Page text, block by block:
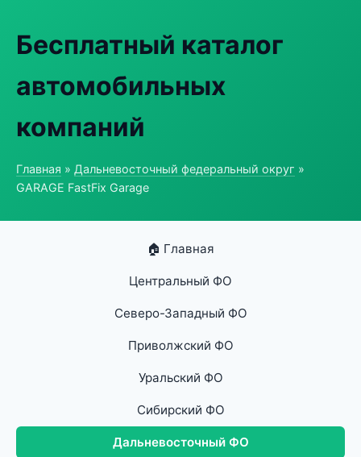
Бесплатный каталог
автомобильных
компаний
Главная » Дальневосточный федеральный округ »
GARAGE FastFix Garage
🏠 Главная
Центральный ФО
Северо-Западный ФО
Приволжский ФО
Уральский ФО
Сибирский ФО
Дальневосточный ФО